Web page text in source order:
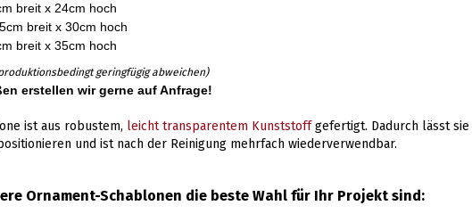
breit x 24cm hoch
breit x 30cm hoch
breit x 35cm hoch
geringfügig abweichen)
erstellen wir gerne auf Anfrage!
ist aus robustem, leicht transparentem Kunststoffgefertigt. Dadurch lässt sie
und ist nach der Reinigung mehrfach wiederverwendbar.
Ornament-Schablonen die beste Wahl für Ihr Projekt sind: